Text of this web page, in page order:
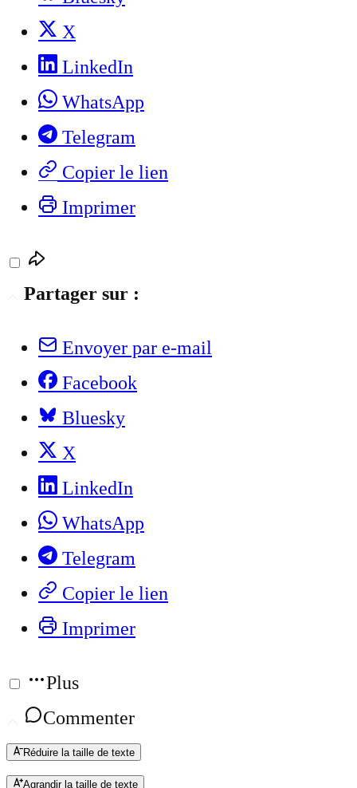
X
LinkedIn
WhatsApp
Telegram
Copier le lien
Imprimer
Partager sur :
Envoyer par e-mail
Facebook
Bluesky
X
LinkedIn
WhatsApp
Telegram
Copier le lien
Imprimer
Plus
Commenter
Réduire la taille de texte
Agrandir la taille de texte